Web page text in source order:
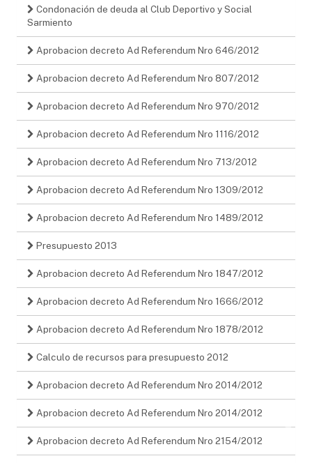
Condonación de deuda al Club Deportivo y Social
Sarmiento
Aprobacion decreto Ad Referendum Nro 646/2012
Aprobacion decreto Ad Referendum Nro 807/2012
Aprobacion decreto Ad Referendum Nro 970/2012
Aprobacion decreto Ad Referendum Nro 1116/2012
Aprobacion decreto Ad Referendum Nro 713/2012
Aprobacion decreto Ad Referendum Nro 1309/2012
Aprobacion decreto Ad Referendum Nro 1489/2012
Presupuesto 2013
Aprobacion decreto Ad Referendum Nro 1847/2012
Aprobacion decreto Ad Referendum Nro 1666/2012
Aprobacion decreto Ad Referendum Nro 1878/2012
Calculo de recursos para presupuesto 2012
Aprobacion decreto Ad Referendum Nro 2014/2012
Aprobacion decreto Ad Referendum Nro 2014/2012
Aprobacion decreto Ad Referendum Nro 2154/2012